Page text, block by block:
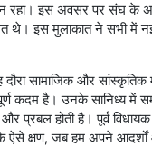
रहा। इस अवसर पर संघ के
थे। इस मुलाकात ने सभी में
दौरा सामाजिक और सांस्कृतिक
कदम है। उनके सानिध्य में
और प्रबल होती है। पूर्व
ऐसे क्षण, जब हम अपने आदर्शों